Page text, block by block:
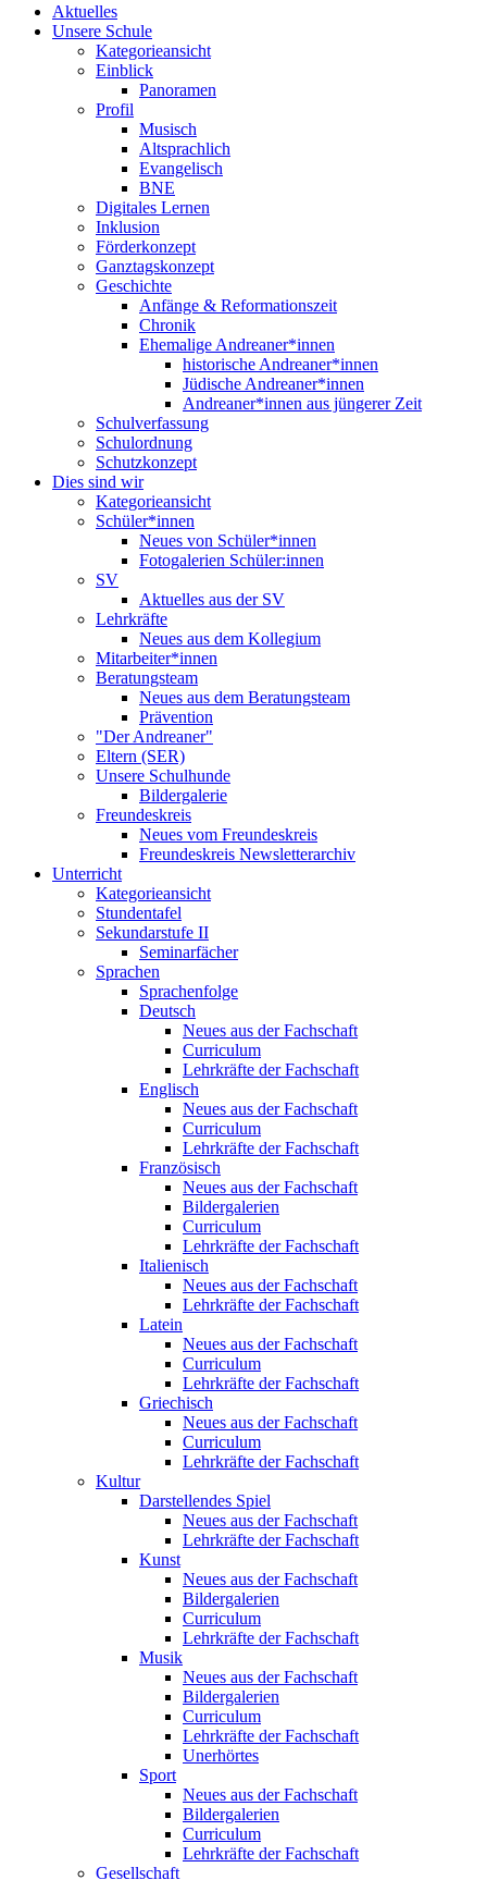
Aktuelles
Unsere Schule
Kategorieansicht
Einblick
Panoramen
Profil
Musisch
Altsprachlich
Evangelisch
BNE
Digitales Lernen
Inklusion
Förderkonzept
Ganztagskonzept
Geschichte
Anfänge & Reformationszeit
Chronik
Ehemalige Andreaner*innen
historische Andreaner*innen
Jüdische Andreaner*innen
Andreaner*innen aus jüngerer Zeit
Schulverfassung
Schulordnung
Schutzkonzept
Dies sind wir
Kategorieansicht
Schüler*innen
Neues von Schüler*innen
Fotogalerien Schüler:innen
SV
Aktuelles aus der SV
Lehrkräfte
Neues aus dem Kollegium
Mitarbeiter*innen
Beratungsteam
Neues aus dem Beratungsteam
Prävention
"Der Andreaner"
Eltern (SER)
Unsere Schulhunde
Bildergalerie
Freundeskreis
Neues vom Freundeskreis
Freundeskreis Newsletterarchiv
Unterricht
Kategorieansicht
Stundentafel
Sekundarstufe II
Seminarfächer
Sprachen
Sprachenfolge
Deutsch
Neues aus der Fachschaft
Curriculum
Lehrkräfte der Fachschaft
Englisch
Neues aus der Fachschaft
Curriculum
Lehrkräfte der Fachschaft
Französisch
Neues aus der Fachschaft
Bildergalerien
Curriculum
Lehrkräfte der Fachschaft
Italienisch
Neues aus der Fachschaft
Lehrkräfte der Fachschaft
Latein
Neues aus der Fachschaft
Curriculum
Lehrkräfte der Fachschaft
Griechisch
Neues aus der Fachschaft
Curriculum
Lehrkräfte der Fachschaft
Kultur
Darstellendes Spiel
Neues aus der Fachschaft
Lehrkräfte der Fachschaft
Kunst
Neues aus der Fachschaft
Bildergalerien
Curriculum
Lehrkräfte der Fachschaft
Musik
Neues aus der Fachschaft
Bildergalerien
Curriculum
Lehrkräfte der Fachschaft
Unerhörtes
Sport
Neues aus der Fachschaft
Bildergalerien
Curriculum
Lehrkräfte der Fachschaft
Gesellschaft